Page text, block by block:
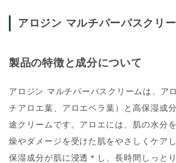
アロジン マルチパーパスクリ
製品の特徴と成分について
アロジン マルチパーパスクリーム は、ア
チアロエ葉、アロエベラ葉）と高保湿成
途クリームです。アロエには、肌の水分
燥やダメージを受けた肌をやさしくケア
保湿成分が肌に浸透＊し、長時間しっと